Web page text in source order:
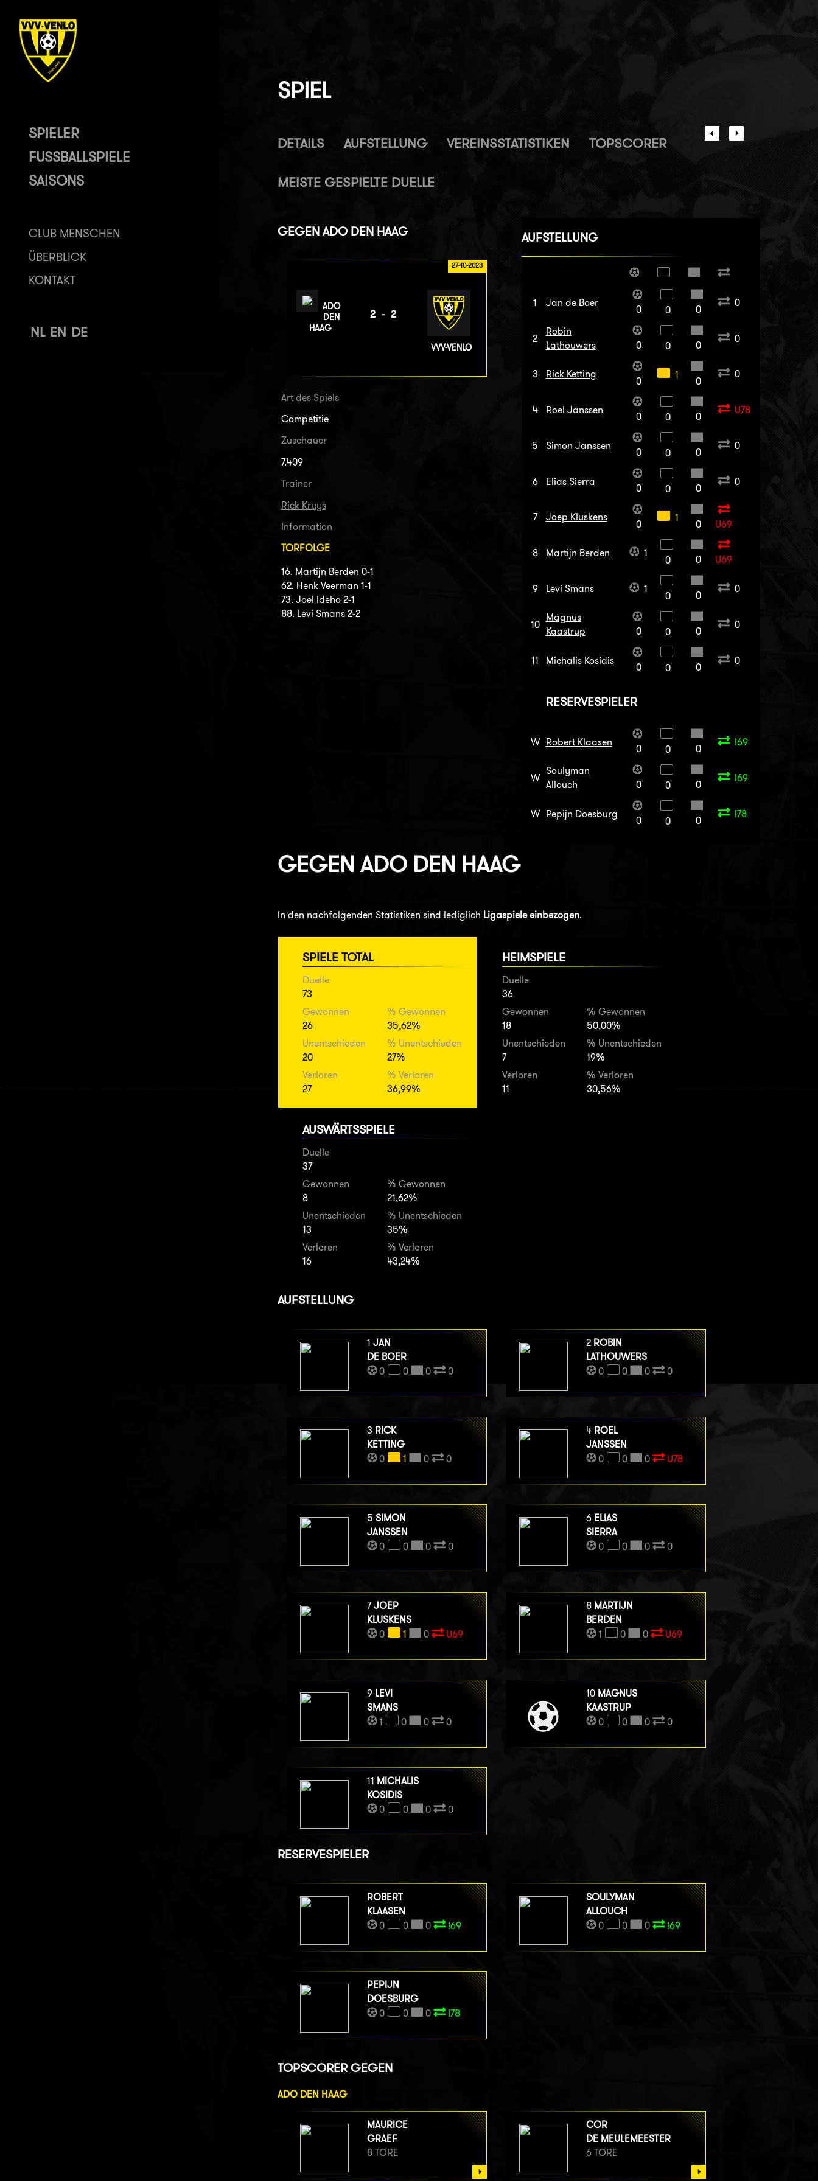
SPIELER
FUSSBALLSPIELE
SAISONS
CLUB MENSCHEN
ÜBERBLICK
KONTAKT
NL EN DE
SPIEL
DETAILS AUFSTELLUNG VEREINSSTATISTIKEN TOPSCORER
MEISTE GESPIELTE DUELLE
GEGEN ADO DEN HAAG
27-10-2023
ADO
DEN
HAAG
2-2
VVV-VENLO
Art des Spiels
Competitie
Zuschauer
7.409
Trainer
Rick Kruys
Information
TORFOLGE
16. Martijn Berden 0-1
62. Henk Veerman 1-1
73. Joel Ideho 2-1
88. Levi Smans 2-2
AUFSTELLUNG
1 Jan de Boer
0 0 0
0
2
Robin
Lathouwers
0 0 0
0
3 Rick Ketting
0
1
0
0
4 Roel Janssen
0 0 0
U78
5 Simon Janssen
0 0 0
0
6 Elias Sierra
0 0 0
0
7 Joep Kluskens
0
1
0 U69
8 Martijn Berden 1
0 0 U69
9 Levi Smans 1
0 0
0
10
Magnus
Kaastrup
0 0 0
0
11 Michalis Kosidis
0 0 0
0
RESERVESPIELER
W Robert Klaasen
0 0 0
I69
W
Soulyman
Allouch
0 0 0
I69
W Pepijn Doesburg
0 0 0
I78
GEGEN ADO DEN HAAG
In den nachfolgenden Statistiken sind lediglich Ligaspiele einbezogen.
SPIELE TOTAL
Duelle
73
Gewonnen
26
% Gewonnen
35,62%
Unentschieden
20
% Unentschieden
27%
Verloren
27
% Verloren
36,99%
HEIMSPIELE
Duelle
36
Gewonnen
18
% Gewonnen
50,00%
Unentschieden
7
% Unentschieden
19%
Verloren
11
% Verloren
30,56%
AUSWÄRTSSPIELE
Duelle
37
Gewonnen
8
% Gewonnen
21,62%
Unentschieden
13
% Unentschieden
35%
Verloren
16
% Verloren
43,24%
AUFSTELLUNG
1 JAN
DE BOER
0
0 0 0
2 ROBIN
LATHOUWERS
0
0 0 0
3 RICK
KETTING
0
1 0 0
4 ROEL
JANSSEN
0
0 0 U78
5 SIMON
JANSSEN
0
0 0 0
6 ELIAS
SIERRA
0
0 0 0
7JOEP
KLUSKENS
0
1 0 U69
8 MARTIJN
BERDEN
1
0 0 U69
9 LEVI
SMANS
1
0 0 0
10 MAGNUS
KAASTRUP
0
0 0 0
11 MICHALIS
KOSIDIS
0
0 0 0
RESERVESPIELER
ROBERT
KLAASEN
0
0 0 I69
SOULYMAN
ALLOUCH
0
0 0 I69
PEPIJN
DOESBURG
0
0 0 I78
TOPSCORER GEGEN
ADO DEN HAAG
MAURICE
GRAEF
8 TORE
COR
DE MEULEMEESTER
6 TORE